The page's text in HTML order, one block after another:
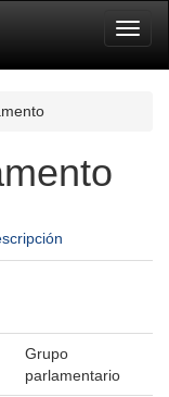
Grupo
parlamentario